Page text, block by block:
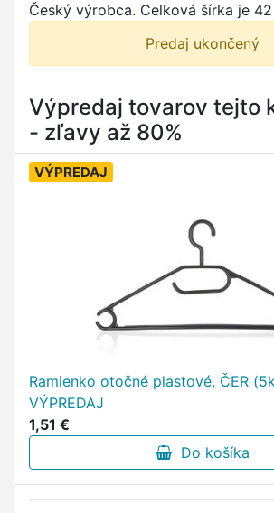
Český výrobca. Celková šírka je
Predaj ukončený
Výpredaj tovarov tejto
- zľavy až 80%
VÝPREDAJ
Ramienko otočné plastové, ČER
VÝPREDAJ
1,51 €
Do košíka